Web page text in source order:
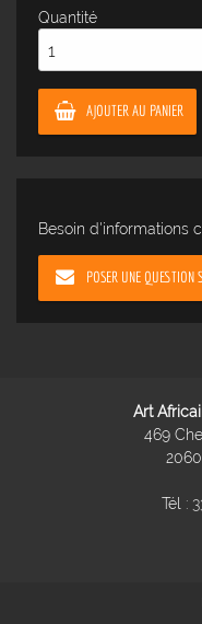
Quantité
AJOUTER AU PANIER
Besoin d'informations
POSER UNE QUESTION
Art
469
Tél :